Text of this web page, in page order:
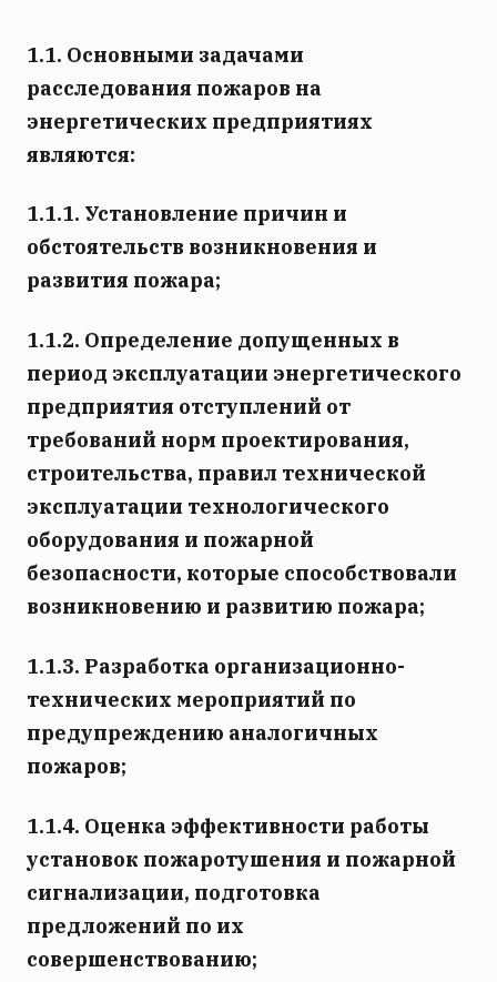
1.1. Основными задачами
расследования пожаров на
энергетических предприятиях
являются:
1.1.1. Установление причин и
обстоятельств возникновения и
развития пожара;
1.1.2. Определение допущенных в
период эксплуатации энергетического
предприятия отступлений от
требований норм проектирования,
строительства, правил технической
эксплуатации технологического
оборудования и пожарной
безопасности, которые способствовали
возникновению и развитию пожара;
1.1.3. Разработка организационно-
технических мероприятий по
предупреждению аналогичных
пожаров;
1.1.4. Оценка эффективности работы
установок пожаротушения и пожарной
сигнализации, подготовка
предложений по их
совершенствованию;